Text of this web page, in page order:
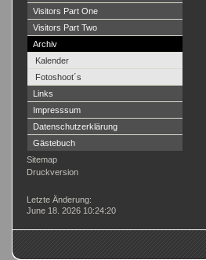
Visitors Part One
Visitors Part Two
Archiv
Kalender
Fotoshoot´s
Links
Impresssum
Datenschutzerklärung
Gästebuch
Sitemap
Druckversion
Letzte Änderung:
June 18. 2026 10:24:20